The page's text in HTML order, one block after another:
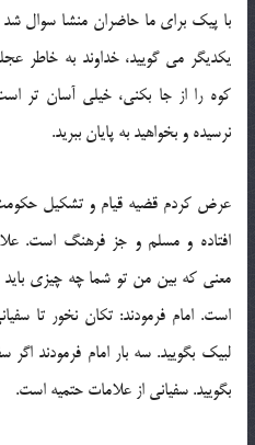
با پیک برای ما حاضران منشا سوال شد
یکدیگر می گویید، خداوند به خاطر
کوه را از جا بکنی، خیلی آسان تر
نرسیده و بخواهید به پایان ببرید.
عرض کردم قضیه قیام و تشکیل
افتاده و مسلم و جز فرهنگ است.
معنی که بین من تو شما چه چیزی
است. امام فرمودند: تکان نخور تا
لبیک بگویید. سه بار امام فرمودند
بگویید. سفیانی از علامات حتمیه است.